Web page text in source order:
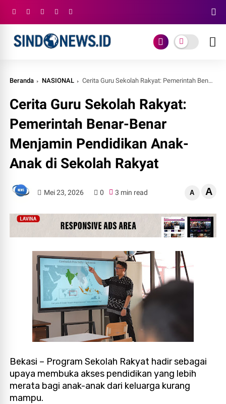
Beranda NASIONAL Cerita Guru Sekolah Rakyat: Pemerintah Benar-Benar Menjamin Pendidikan Anak-Anak di Sekolah Rakyat
Cerita Guru Sekolah Rakyat:
Pemerintah Benar-Benar
Menjamin Pendidikan Anak-
Anak di Sekolah Rakyat
Mei 23, 2026 0 3 min read A A
Bekasi – Program Sekolah Rakyat hadir sebagai
upaya membuka akses pendidikan yang lebih
merata bagi anak-anak dari keluarga kurang
mampu.